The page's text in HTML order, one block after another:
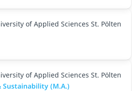
of Applied Sciences St. Pölten
of Applied Sciences St. Pölten
(M.A.)